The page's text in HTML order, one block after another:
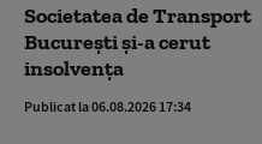
Societatea de Transport
București și-a cerut
insolvența
Publicat la 06.08.2026 17:34